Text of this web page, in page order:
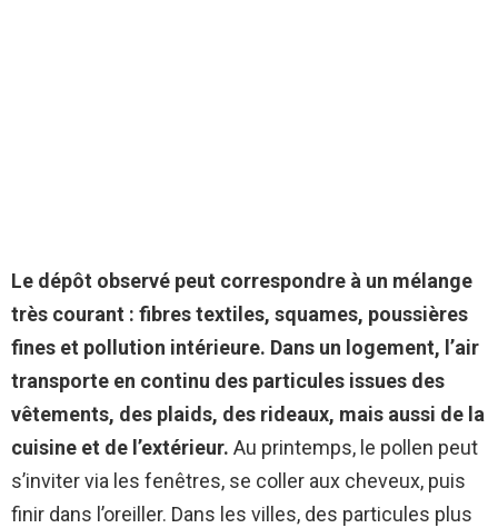
Le dépôt observé peut correspondre à un mélange
très courant : fibres textiles, squames, poussières
fines et pollution intérieure. Dans un logement, l’air
transporte en continu des particules issues des
vêtements, des plaids, des rideaux, mais aussi de la
cuisine et de l’extérieur. Au printemps, le pollen peut
s’inviter via les fenêtres, se coller aux cheveux, puis
finir dans l’oreiller. Dans les villes, des particules plus